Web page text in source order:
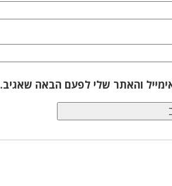
והאתר שלי לפעם הבאה שאגיב.